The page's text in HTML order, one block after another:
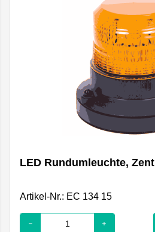
LED Rundumleuchte,
Artikel-Nr.: EC 134 15